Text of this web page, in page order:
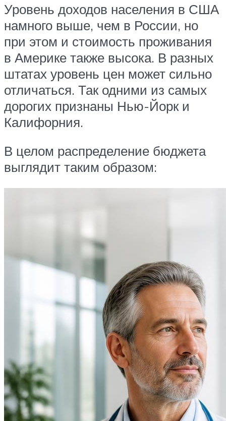
Уровень доходов населения в США
намного выше, чем в России, но
при этом и стоимость проживания
в Америке также высока. В разных
штатах уровень цен может сильно
отличаться. Так одними из самых
дорогих признаны Нью-Йорк и
Калифорния.
В целом распределение бюджета
выглядит таким образом: